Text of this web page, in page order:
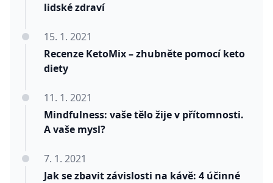
lidské zdraví
Recenze KetoMix – zhubněte pomocí keto
diety
15. 1. 2021
Mindfulness: vaše tělo žije v přítomnosti.
A vaše mysl?
11. 1. 2021
Jak se zbavit závislosti na kávě: 4 účinné
7. 1. 2021